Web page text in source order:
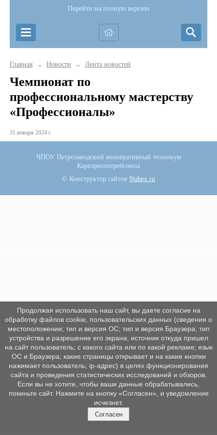
Перейти на полную версию
Главная → Новости → Лента новостей
Чемпионат по
профессиональному мастерству
«Профессионалы»
31 января 2024 г.
ЧПОУ Петрозаводский кооперативный техникум
Карелреспотребсоюза
© Конструктор сайтов Nubex.ru
Продолжая использовать наш сайт, вы даете согласие на
обработку файлов cookie, пользовательских данных (сведения о
местоположении; тип и версия ОС; тип и версия Браузера; тип
устройства и разрешение его экрана; источник откуда пришел
на сайт пользователь; с какого сайта или по какой рекламе; язык
ОС и Браузера; какие страницы открывает и на какие кнопки
нажимает пользователь; ip-адрес) в целях функционирования
сайта и проведения статистических исследований и обзоров.
Если вы не хотите, чтобы ваши данные обрабатывались,
покиньте сайт. Нажмите на кнопку «Согласен», и уведомление
исчезнет.
Согласен